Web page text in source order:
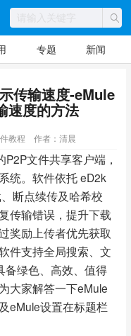
专题 新闻
传输速度-eMule
速度的方法
教程 作者：清晨
文件共享客户端，
统。软件依托 eD2k
断点续传及哈希校
传输错误，提升下载
奖励上传者优先获取
件支持全局搜索、文
备绿色、高效、值得
大家解答一下eMule
eMule设置在标题栏